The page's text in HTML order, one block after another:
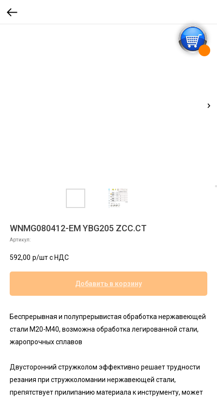
WNMG080412-EM YBG205 ZCC.CT
Артикул:
592,00 р/шт c НДС
Добавить в корзину
Беспрерывная и полупрерывистая обработка нержавеющей
стали M20-М40, возможна обработка легированной стали,
жаропрочных сплавов
Двусторонний стружколом эффективно решает трудности
резания при стружколомании нержавеющей стали,
препятствует прилипанию материала к инструменту, может